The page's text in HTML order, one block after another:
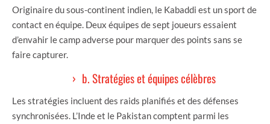
Originaire du sous-continent indien, le Kabaddi est un sport de
contact en équipe. Deux équipes de sept joueurs essaient
d’envahir le camp adverse pour marquer des points sans se
faire capturer.
b. Stratégies et équipes célèbres
Les stratégies incluent des raids planifiés et des défenses
synchronisées. L’Inde et le Pakistan comptent parmi les